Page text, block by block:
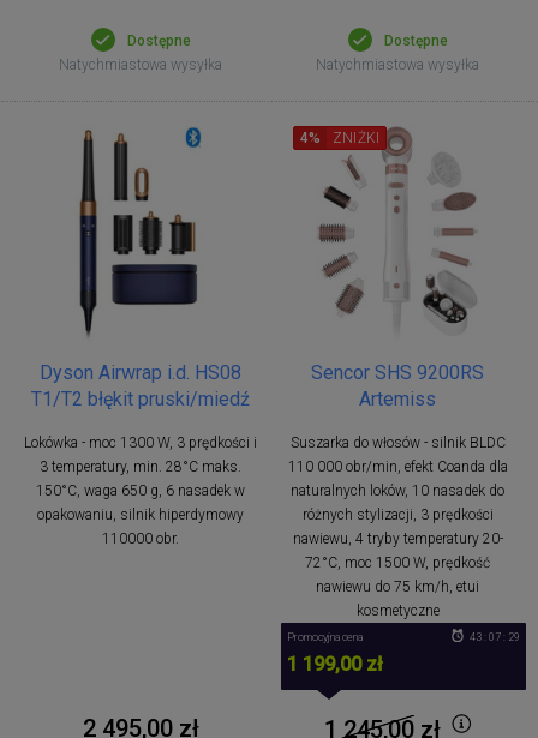
Dostępne
Natychmiastowa wysyłka
Dostępne
Natychmiastowa wysyłka
Dyson Airwrap i.d. HS08
T1/T2 błękit pruski/miedź
Lokówka - moc 1300 W, 3 prędkości i
3 temperatury, min. 28°C maks.
150°C, waga 650 g, 6 nasadek w
opakowaniu, silnik hiperdymowy
110000 obr.
2 495,00 zł
Sencor SHS 9200RS
Artemiss
Suszarka do włosów - silnik BLDC
110 000 obr/min, efekt Coanda dla
naturalnych loków, 10 nasadek do
różnych stylizacji, 3 prędkości
nawiewu, 4 tryby temperatury 20-
72°C, moc 1500 W, prędkość
nawiewu do 75 km/h, etui
kosmetyczne
4% ZNIŻKI
Promocyjna cena
1 199,00 zł
43 : 07 : 28
1 245,00zł